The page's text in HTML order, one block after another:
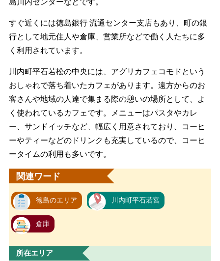
すぐ近くには徳島銀行 流通センター支店もあり、町の銀
行として地元住人や倉庫、営業所などで働く人たちに多
く利用されています。
川内町平石若松の中央には、アグリカフェコモドという
おしゃれで落ち着いたカフェがあります。遠方からのお
客さんや地域の人達で集まる際の憩いの場所として、よ
く使われているカフェです。メニューはパスタやカレ
ー、サンドイッチなど、幅広く用意されており、コーヒ
ーやティーなどのドリンクも充実しているので、コーヒ
ータイムの利用も多いです。
関連ワード
徳島のエリア 川内町平石若宮
倉庫
所在エリア